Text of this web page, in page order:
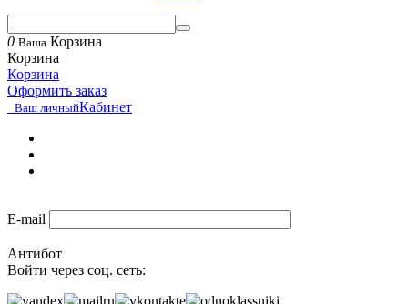
0 Ваша Корзина
Корзина
Корзина
Оформить заказ
Ваш личныйКабинет
E-mail
Антибот
Войти через соц. сеть: